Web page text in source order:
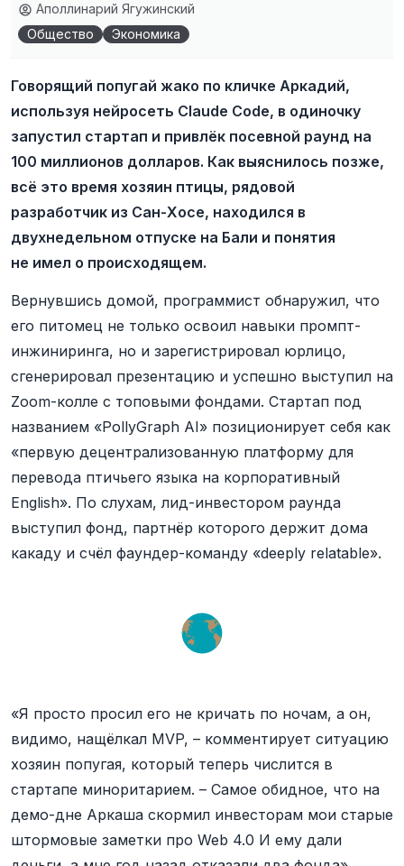
Аполлинарий Ягужинский
Общество
Экономика
Говорящий попугай жако по кличке Аркадий,
используя нейросеть Claude Code, в одиночку
запустил стартап и привлёк посевной раунд на
100 миллионов долларов. Как выяснилось позже,
всё это время хозяин птицы, рядовой
разработчик из Сан-Хосе, находился в
двухнедельном отпуске на Бали и понятия
не имел о происходящем.
Вернувшись домой, программист обнаружил, что
его питомец не только освоил навыки промпт-
инжиниринга, но и зарегистрировал юрлицо,
сгенерировал презентацию и успешно выступил на
Zoom-колле с топовыми фондами. Стартап под
названием «PollyGraph AI» позиционирует себя как
«первую децентрализованную платформу для
перевода птичьего языка на корпоративный
English». По слухам, лид-инвестором раунда
выступил фонд, партнёр которого держит дома
какаду и счёл фаундер-команду «deeply relatable».
«Я просто просил его не кричать по ночам, а он,
видимо, нащёлкал MVP, – комментирует ситуацию
хозяин попугая, который теперь числится в
стартапе миноритарием. – Самое обидное, что на
демо-дне Аркаша скормил инвесторам мои старые
штормовые заметки про Web 4.0 И ему дали